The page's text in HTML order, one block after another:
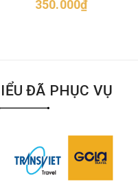
350.000₫
ĐÃ PHỤC VỤ